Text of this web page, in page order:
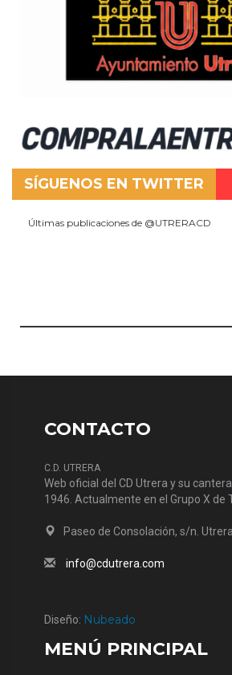
SÍGUENOS EN TWITTER
Últimas publicaciones de @UTRERACD
CONTACTO
C.D. UTRERA
Web oficial del CD Utrera y su
1946. Actualmente en el Grupo X de
Paseo de Consolación, s/n.
info@cdutrera.com
Diseño: Nubeado
MENÚ PRINCIPAL